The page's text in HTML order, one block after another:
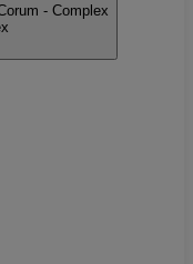
Corum - Complex